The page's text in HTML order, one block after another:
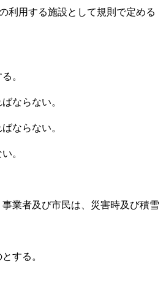
用する施設として規則で定める
。
ならない。
ならない。
。
業者及び市民は、災害時及び積雪
する。